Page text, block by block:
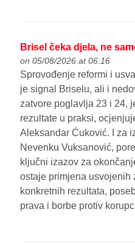
Brisel čeka djela, ne
on 05/08/2026 at 06:16
Sprovođenje reformi i
je signal Briselu, ali i
zatvore poglavlja 23 i 24,
rezultate u praksi,
Aleksandar Ćuković. I za
Nevenku Vuksanović,
ključni izazov za
ostaje primjena usvojenih
konkretnih rezultata,
prava i borbe protiv